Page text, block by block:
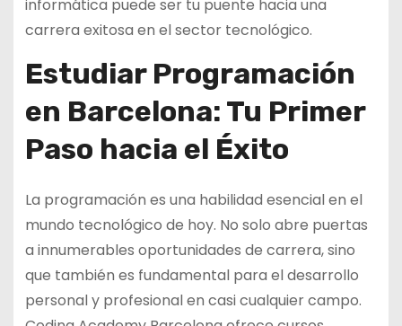
informática puede ser tu puente hacia una
carrera exitosa en el sector tecnológico.
Estudiar Programación
en Barcelona: Tu Primer
Paso hacia el Éxito
La programación es una habilidad esencial en el
mundo tecnológico de hoy. No solo abre puertas
a innumerables oportunidades de carrera, sino
que también es fundamental para el desarrollo
personal y profesional en casi cualquier campo.